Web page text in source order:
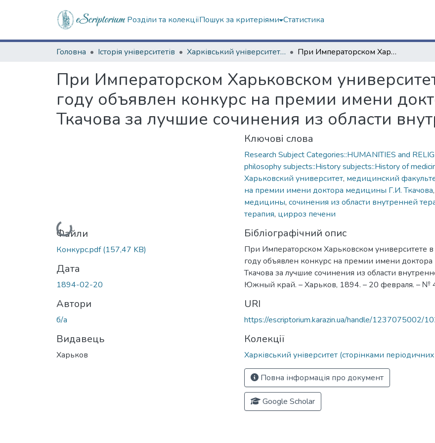
Розділи та колекціїПошук за критеріями Статистика
Головна Історія університетів Харківський університет (сторінками періодичних видань) При Императорском Харьковском университете в настоящем 1894 году объявлен конкурс на премии имени доктора медицины Г.И. Ткачова за лучшие сочинения из области внутренней терапии
При Императорском Харьковском
году объявлен конкурс на премии имени
Ткачова за лучшие сочинения из области
Вантажиться...
Файли
Конкурс.pdf(157,47 KB)
Дата
1894-02-20
Автори
б/а
Видавець
Харьков
Ключові слова
Research Subject Categories::HUMANITIES and
philosophy subjects::History subjects::History of
Харьковский университет, медицинский
на премии имени доктора медицины Г.И. Ткачова
медицины, сочинения из области внутренней
терапия, цирроз печени
Бібліографічний опис
При Императорском Харьковском университете
году объявлен конкурс на премии имени
Ткачова за лучшие сочинения из области
Южный край. – Харьков, 1894. – 20 февраля. – №
URI
https://escriptorium.karazin.ua/handle/1237075002/
Колекції
Харківський університет (сторінками
Повна інформація про документ
Google Scholar